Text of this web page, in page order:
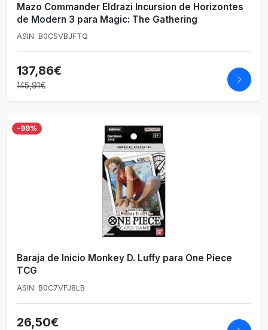
Mazo Commander Eldrazi Incursion de Horizontes
de Modern 3 para Magic: The Gathering
ASIN: B0CSVBJFTQ
137,86€
145,91€
-99%
Baraja de Inicio Monkey D. Luffy para One Piece
TCG
ASIN: B0C7VFJ8LB
26,50€